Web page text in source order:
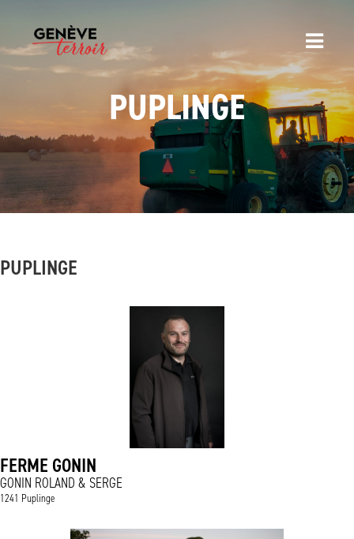
PUPLINGE
PUPLINGE
FERME GONIN
GONIN ROLAND & SERGE
1241 Puplinge